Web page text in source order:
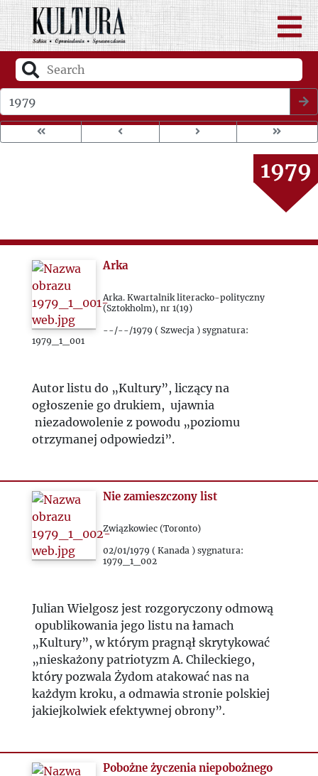
1975
1976
1977
1978
1979
1980
1981
1987
1990
1991
2000
Arka
Arka. Kwartalnik literacko-polityczny
(Sztokholm), nr 1(19)
--/--/1979 ( Szwecja ) sygnatura:
1979_1_001
Autor listu do „Kultury”, liczący na
ogłoszenie go drukiem, ujawnia
niezadowolenie z powodu „poziomu
otrzymanej odpowiedzi”.
Nie zamieszczony list
Związkowiec (Toronto)
02/01/1979 ( Kanada ) sygnatura:
1979_1_002
Julian Wielgosz jest rozgoryczony odmową
opublikowania jego listu na łamach
„Kultury”, w którym pragnął skrytykować
„nieskażony patriotyzm A. Chileckiego,
który pozwala Żydom atakować nas na
każdym kroku, a odmawia stronie polskiej
jakiejkolwiek efektywnej obrony”.
Pobożne życzenia niepobożnego